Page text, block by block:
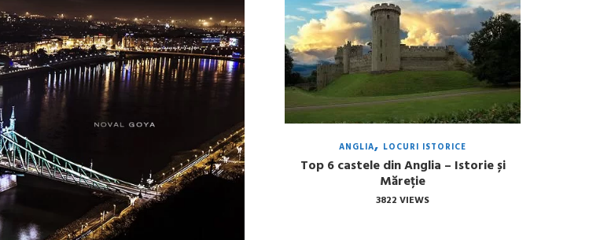
ANGLIA LOCURI ISTORICE
Top 6 castele din Anglia – Istorie și
Măreție
3822 VIEWS